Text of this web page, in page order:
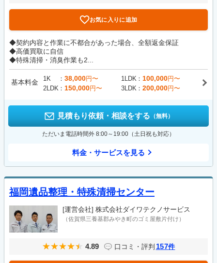
お気に入りに追加
◆契約内容と作業に不都合があった場合、全額返金保証
◆高価買取に自信
◆特殊清掃・消臭作業も2...
基本料金 1K 38,000円〜 1LDK 100,000円〜
2LDK
150,000円〜 3LDK 200,000円〜
見積もり依頼・相談をする （無料）
ただいま電話時間外 8:00～19:00（土日祝も対応）
料金・サービスを見る
福岡遺品整理・特殊清掃センター
[運営会社] 株式会社ダイワテクノサービス
（佐賀県三養基郡みやき町のゴミ屋敷片付け）
4.89 口コミ・評判 157件